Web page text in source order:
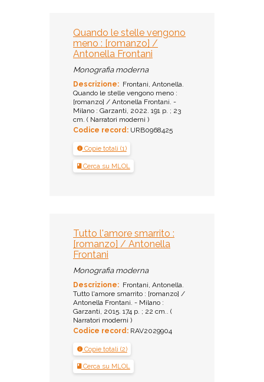
Quando le stelle vengono
meno : [romanzo] /
Antonella Frontani
Monografia moderna
Descrizione: Frontani, Antonella.
Quando le stelle vengono meno :
[romanzo] / Antonella Frontani. -
Milano : Garzanti, 2022. 191 p. ; 23
cm. ( Narratori moderni )
Codice record: URB0968425
Copie totali (1)
Cerca su MLOL
Tutto l'amore smarrito :
[romanzo] / Antonella
Frontani
Monografia moderna
Descrizione: Frontani, Antonella.
Tutto l'amore smarrito : [romanzo] /
Antonella Frontani. - Milano :
Garzanti, 2015. 174 p. ; 22 cm.. (
Narratori moderni )
Codice record: RAV2029904
Copie totali (2)
Cerca su MLOL